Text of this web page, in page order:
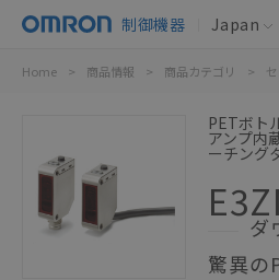
制御機器 Japan
Home > 商品情報 > 商品カテゴリ >
PETボト
アンプ内
ーチング
ダ
驚異の